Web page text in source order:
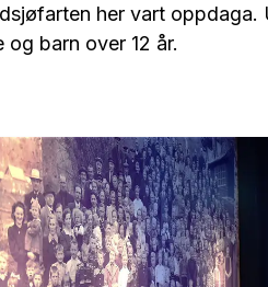
her vart oppdaga.
barn over 12 år.